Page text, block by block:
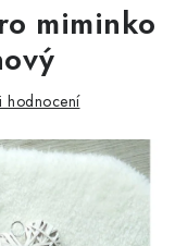
miminko
hodnocení